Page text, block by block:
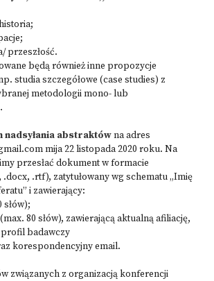
przeszłość.
będą również inne propozycje
studia szczegółowe (case studies) z
metodologii mono- lub
nadsyłania abstraktówna adres
mija 22 listopada 2020 roku. Na
przesłać dokument w formacie
.rtf), zatytułowany wg schematu „Imię
i zawierający:
słów);
80 słów), zawierającą aktualną afiliację,
profil badawczy
korespondencyjny email.
związanych z organizacją konferencji